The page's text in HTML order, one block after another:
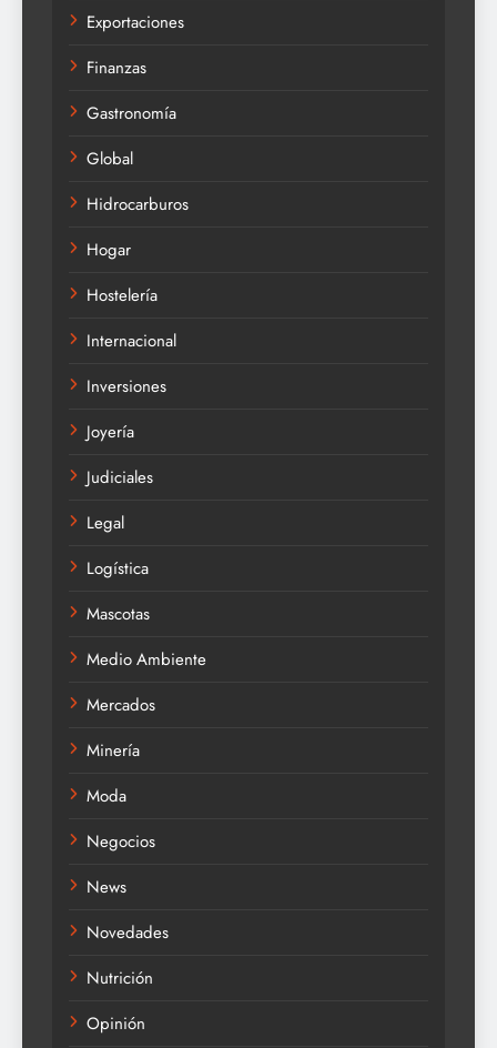
Exportaciones
Finanzas
Gastronomía
Global
Hidrocarburos
Hogar
Hostelería
Internacional
Inversiones
Joyería
Judiciales
Legal
Logística
Mascotas
Medio Ambiente
Mercados
Minería
Moda
Negocios
News
Novedades
Nutrición
Opinión